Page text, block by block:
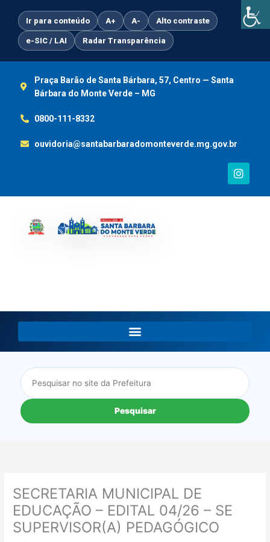
conteúdo
Ir para conteúdo A+ A- Alto contraste
e-SIC / LAI Radar Transparência
Praça Barão de Santa Bárbara, 57, Centro — Santa
Bárbara do Monte Verde – MG
0800-111-8332
ouvidoria@santabarbaradomonteverde.mg.gov.br
I
n
t
Pesquisar
SECRETARIA MUNICIPAL DE
EDUCAÇÃO – EDITAL 04/26 – SE
SUPERVISOR(A) PEDAGÓGICO